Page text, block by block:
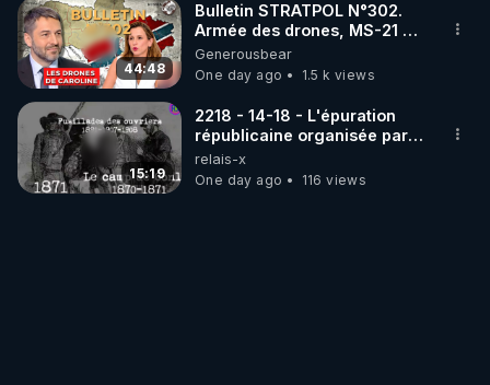
44:48
Bulletin STRATPOL N°302.
Armée des drones, MS-21 en
série, missiles coréens.
07.08.2026.
Generousbear
One day ago
1.5 k views
15:19
2218 - 14-18 - L'épuration
républicaine organisée par
les frères de la truelle
relais-x
One day ago
116 views